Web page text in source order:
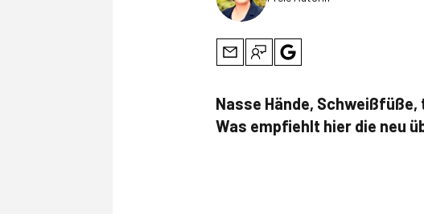
Nasse Hände,
Was empfiehlt hier die neu